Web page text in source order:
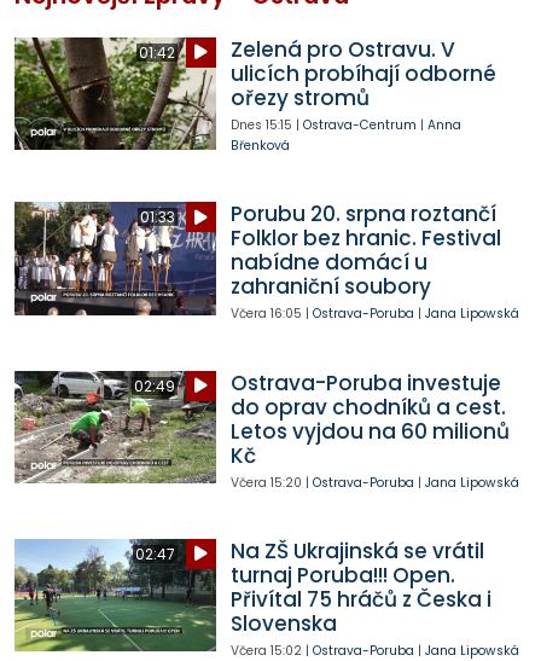
01:42
Zelená pro Ostravu. V
ulicích probíhají odborné
ořezy stromů
Dnes 15:15 | Ostrava-Centrum | Anna
Břenková
01:33
Porubu 20. srpna roztančí
Folklor bez hranic. Festival
nabídne domácí u
zahraniční soubory
Včera 16:05 | Ostrava-Poruba | Jana Lipowská
02:49
Ostrava-Poruba investuje
do oprav chodníků a cest.
Letos vyjdou na 60 milionů
Kč
Včera 15:20 | Ostrava-Poruba | Jana Lipowská
02:47
Na ZŠ Ukrajinská se vrátil
turnaj Poruba!!! Open.
Přivítal 75 hráčů z Česka i
Slovenska
Včera 15:02| Ostrava-Poruba | Jana Lipowská